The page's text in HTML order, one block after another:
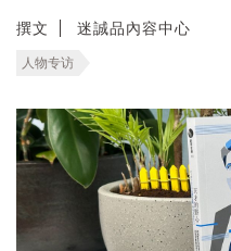
撰文 迷誠品內容中心
人物专访